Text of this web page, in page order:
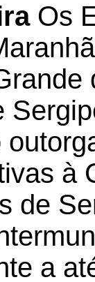
Os
à
de
a